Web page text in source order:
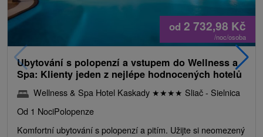
od 2 732,98 Kč
/noc/osoba
Ubytování s polopenzí a vstupem do Wellness a
Spa: Klienty jeden z nejlépe hodnocených hotelů
Wellness & Spa Hotel Kaskady ★★★★ Sliač - Sielnica
Od 1 NociPolopenze
Komfortní ubytování s polopenzí a pitím. Užijte si neomezený